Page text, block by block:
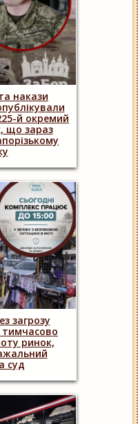
накази
й окремий
що зараз
загрозу
тимчасово
ринок,
суд